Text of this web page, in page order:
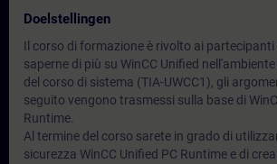
Doelstellingen
Il corso di formazione è rivolto ai partecipanti
saperne di più su WinCC Unified
del corso di sistema (TIA-UWCC1), gli
seguito vengono trasmessi sulla base di
Runtime.
Al termine del corso sarete in grado di
sicurezza WinCC Unified PC Runtime e di